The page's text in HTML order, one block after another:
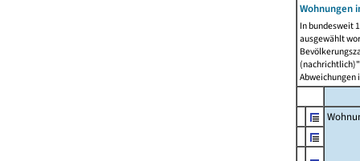
Wohnungen
In bundesweit
ausgewählt
Abweichungen